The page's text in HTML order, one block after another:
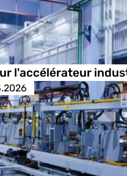
l'accélérateur